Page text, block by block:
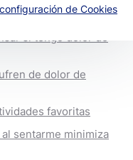
si tengo dolor de
de dolor de
favoritas
sentarme minimiza
de Cookies